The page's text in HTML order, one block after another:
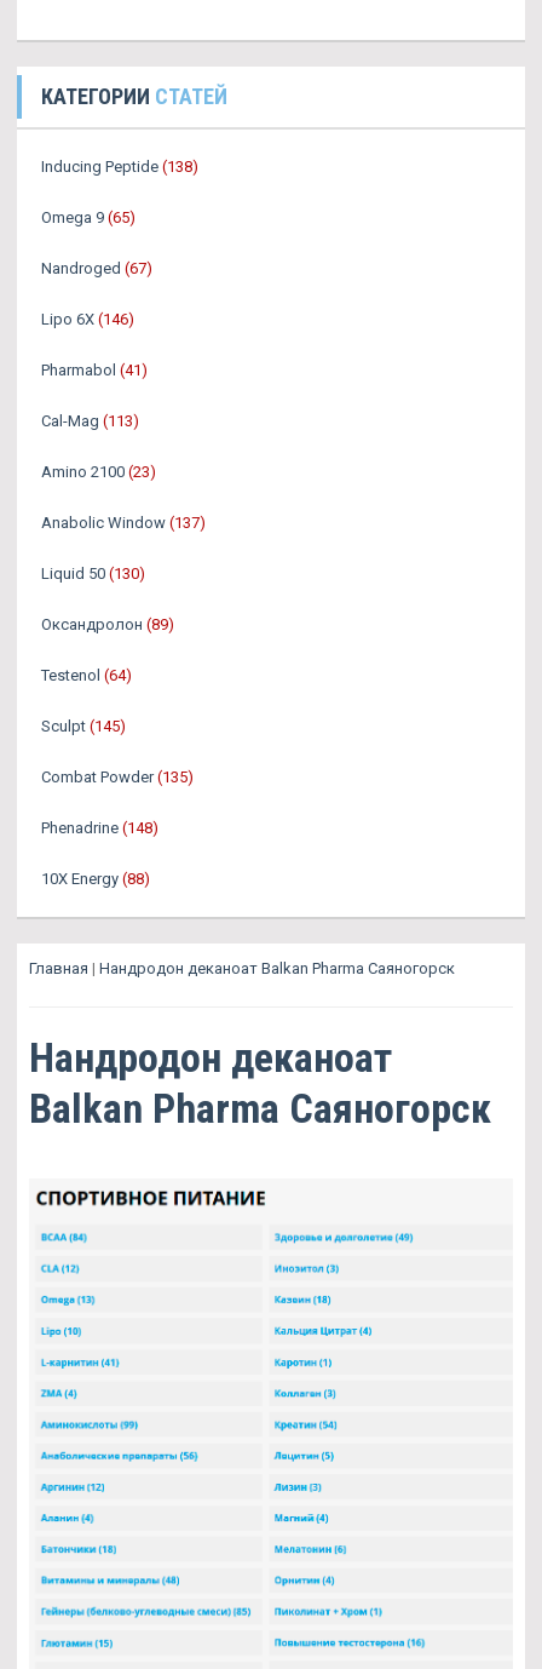
КАТЕГОРИИ СТАТЕЙ
Inducing Peptide (138)
Omega 9 (65)
Nandroged (67)
Lipo 6X (146)
Pharmabol (41)
Cal-Mag (113)
Amino 2100 (23)
Anabolic Window (137)
Liquid 50 (130)
Оксандролон (89)
Testenol (64)
Sculpt (145)
Combat Powder (135)
Phenadrine (148)
10X Energy (88)
Главная | Нандродон деканоат Balkan Pharma Саяногорск
Нандродон деканоат
Balkan Pharma Саяногорск